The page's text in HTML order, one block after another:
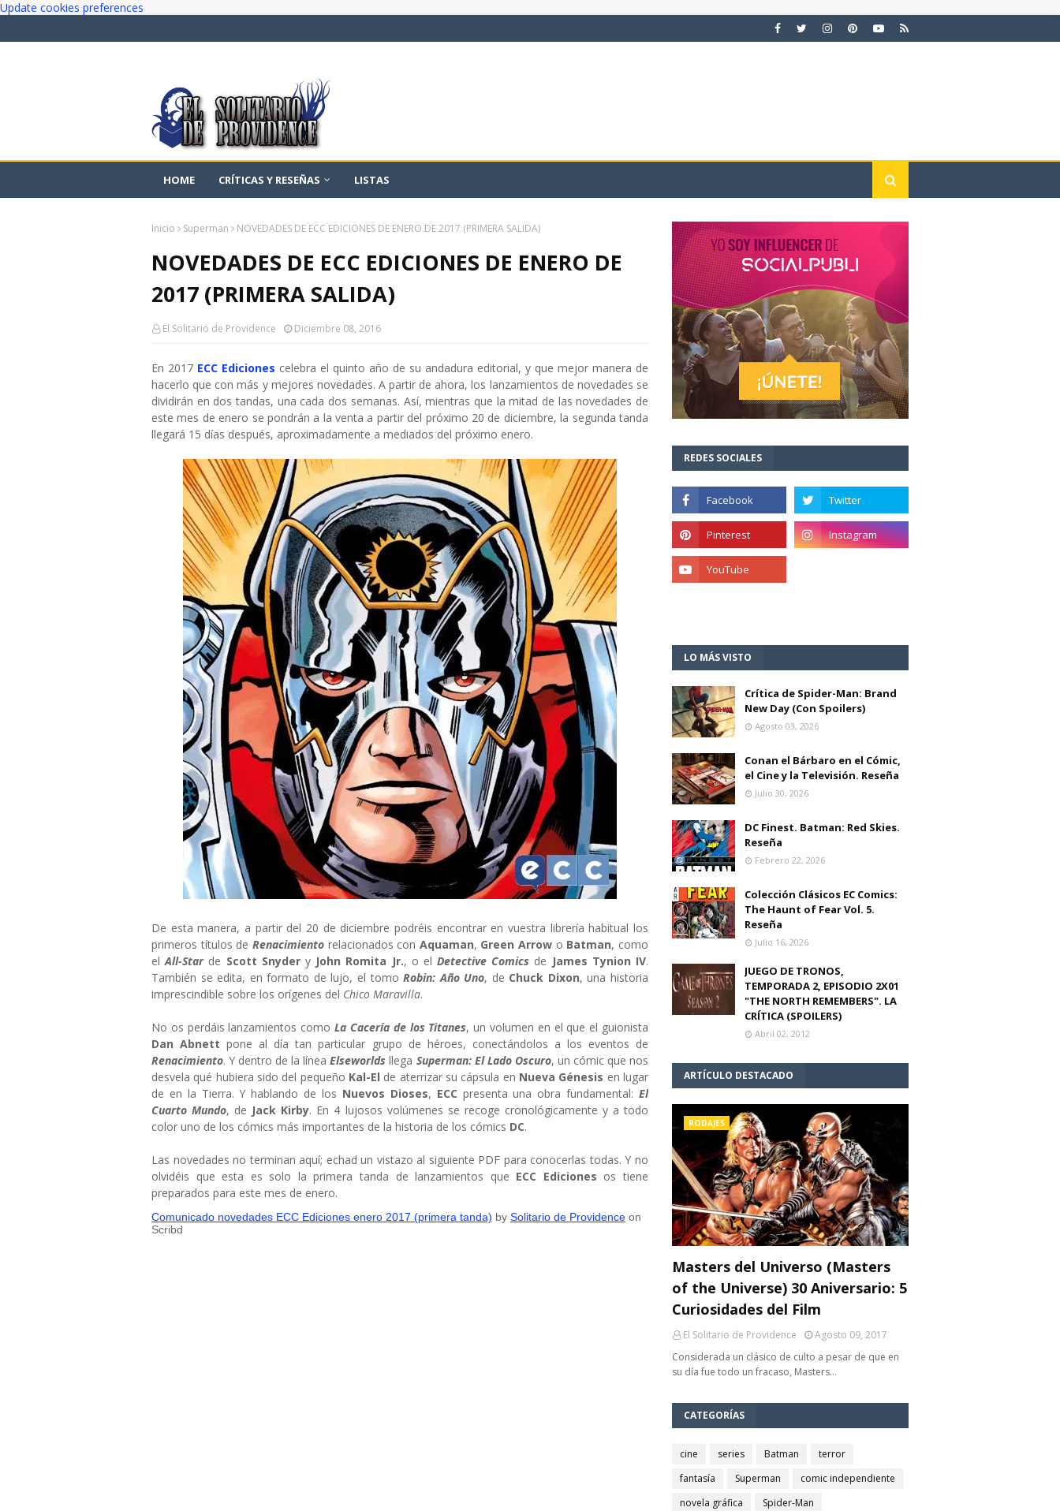
Update cookies preferences
HOME CRÍTICAS Y RESEÑAS LISTAS
Inicio Superman NOVEDADES DE ECC EDICIONES DE ENERO DE 2017 (PRIMERA SALIDA)
NOVEDADES DE ECC EDICIONES DE ENERO DE
2017 (PRIMERA SALIDA)
El Solitario de Providence Diciembre 08, 2016
En 2017 ECC Ediciones celebra el quinto año de su andadura editorial, y que mejor manera de
hacerlo que con más y mejores novedades. A partir de ahora, los lanzamientos de novedades se
dividirán en dos tandas, una cada dos semanas. Así, mientras que la mitad de las novedades de
este mes de enero se pondrán a la venta a partir del próximo 20 de diciembre, la segunda tanda
llegará 15 días después, aproximadamente a mediados del próximo enero.
De esta manera, a partir del 20 de diciembre podréis encontrar en vuestra librería habitual los
primeros títulos de Renacimiento relacionados con Aquaman, Green Arrow o Batman, como
elAll-Star de Scott Snyder y John Romita Jr., o elDetective Comics de James Tynion IV.
También se edita, en formato de lujo, el tomoRobin: Año Uno, de Chuck Dixon, una historia
imprescindible sobre los orígenes del Chico Maravilla.
No os perdáis lanzamientos comoLa Cacería de los Titanes, un volumen en el que el guionista
Dan Abnett pone al día tan particular grupo de héroes, conectándolos a los eventos de
Renacimiento. Y dentro de la líneaElseworldsllega Superman: El Lado Oscuro, un cómic que nos
desvela qué hubiera sido del pequeño Kal-El de aterrizar su cápsula en Nueva Génesis en lugar
de en la Tierra. Y hablando de los Nuevos Dioses, ECC presenta una obra fundamental:El
Cuarto Mundo, de Jack Kirby. En 4 lujosos volúmenes se recoge cronológicamente y a todo
color uno de los cómics más importantes de la historia de los cómics DC.
Las novedades no terminan aquí; echad un vistazo al siguiente PDF para conocerlas todas. Y no
olvidéis que esta es solo la primera tanda de lanzamientos que ECC Ediciones os tiene
preparados para este mes de enero.
Comunicado novedades ECC Ediciones enero 2017 (primera tanda) by Solitario de Providence on
Scribd
REDES SOCIALES
LO MÁS VISTO
Crítica de Spider-Man: Brand
New Day (Con Spoilers)
Agosto 03, 2026
Conan el Bárbaro en el Cómic,
el Cine y la Televisión. Reseña
Julio 30, 2026
DC Finest. Batman: Red Skies.
Reseña
Febrero 22, 2026
Colección Clásicos EC Comics:
The Haunt of Fear Vol. 5.
Reseña
Julio 16, 2026
JUEGO DE TRONOS,
TEMPORADA 2, EPISODIO 2X01
"THE NORTH REMEMBERS". LA
CRÍTICA (SPOILERS)
Abril 02, 2012
ARTÍCULO DESTACADO
RODAJES
Masters del Universo (Masters
of the Universe) 30 Aniversario: 5
Curiosidades del Film
El Solitario de Providence
Agosto 09, 2017
Considerada un clásico de culto a pesar de que en
su día fue todo un fracaso, Masters…
CATEGORÍAS
cine series Batman
terror
fantasía
Superman
comic independiente
novela gráfica
Spider-Man